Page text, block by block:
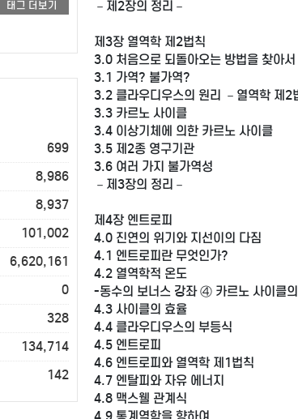
태그 더보기
699
8,986
8,937
101,002
6,620,161
0
328
134,714
142
－제2장의 정리－
제3장 열역학 제2법칙
3.0 처음으로 되돌아오는 방법을 찾아서
3.1 가역? 불가역?
3.2 클라우디우스의 원리 －열역학 제2
3.3 카르노 사이클
3.4 이상기체에 의한 카르노 사이클
3.5 제2종 영구기관
3.6 여러 가지 불가역성
－제3장의 정리－
제4장 엔트로피
4.0 진연의 위기와 지선이의 다짐
4.1 엔트로피란 무엇인가?
4.2 열역학적 온도
-동수의 보너스 강좌 ④ 카르노 사이클의
4.3 사이클의 효율
4.4 클라우디우스의 부등식
4.5 엔트로피
4.6 엔트로피와 열역학 제1법칙
4.7 엔탈피와 자유 에너지
4.8 맥스웰 관계식